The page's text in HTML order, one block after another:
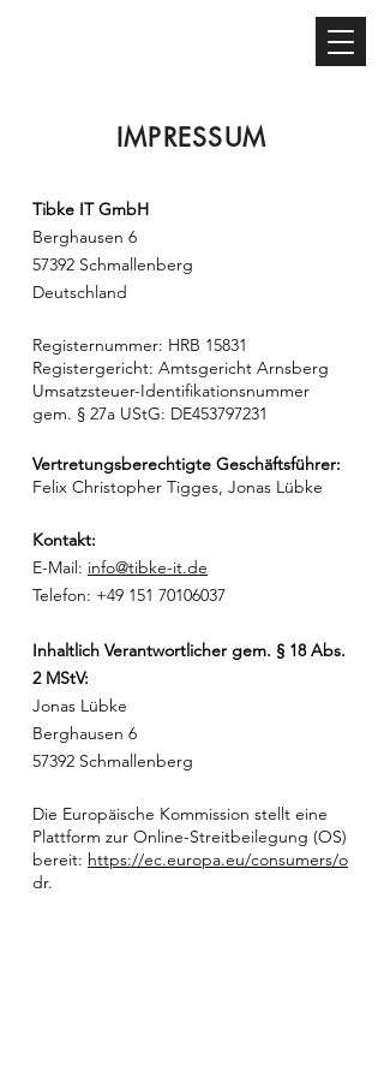
IMPRESSUM
Tibke IT GmbH
Berghausen 6
57392 Schmallenberg
Deutschland
Registernummer: HRB ​15831
Registergericht: Amtsgericht Arnsberg
Umsatzsteuer-Identifikationsnummer
gem. § 27a UStG: DE453797231
Vertretungsberechtigte Geschäftsführer:
Felix Christopher Tigges, Jonas Lübke
Kontakt:
E-Mail: info@tibke-it.de
Telefon: +49 151 70106037
Inhaltlich Verantwortlicher gem. § 18 Abs.
2 MStV:
Jonas Lübke
Berghausen 6
57392 Schmallenberg
Die Europäische Kommission stellt eine
Plattform zur Online-Streitbeilegung (OS)
bereit: https://ec.europa.eu/consumers/o
dr.